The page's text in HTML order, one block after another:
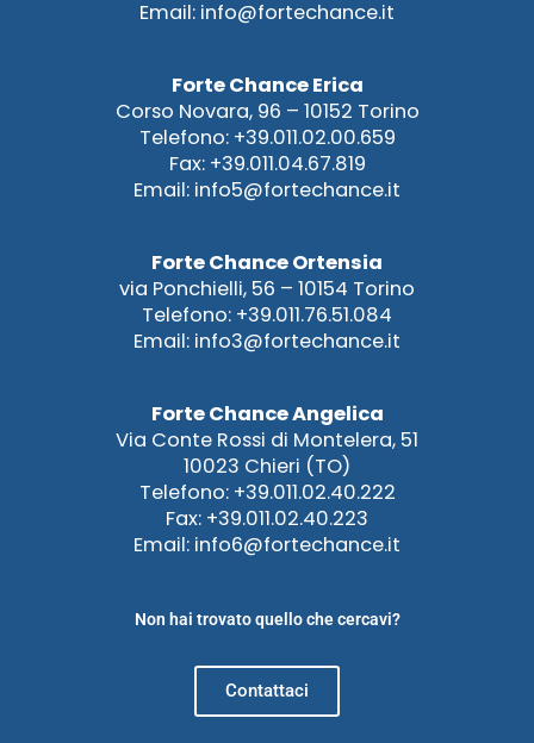
Email: info@fortechance.it
Forte Chance Erica
Corso Novara, 96 – 10152 Torino
Telefono: +39.011.02.00.659
Fax: +39.011.04.67.819
Email: info5@fortechance.it
Forte Chance Ortensia
via Ponchielli, 56 – 10154 Torino
Telefono: +39.011.76.51.084
Email: info3@fortechance.it
Forte Chance Angelica
Via Conte Rossi di Montelera, 51
10023 Chieri (TO)
Telefono: +39.011.02.40.222
Fax: +39.011.02.40.223
Email: info6@fortechance.it
Non hai trovato quello che cercavi?
Contattaci